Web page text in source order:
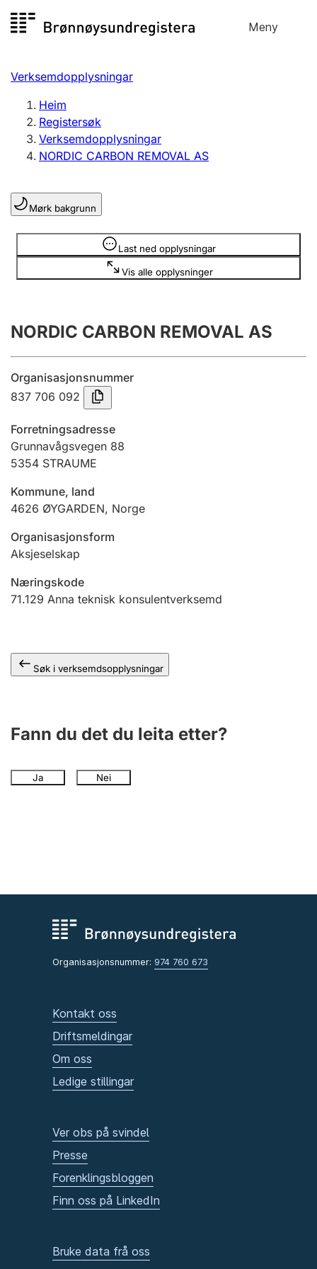
til
Meny
Registersøk
Aksjeselskap
Enkeltpersonføretak
Registrere, endre, slette
Lag og foreining
Registrere, endre, slette
Årsrekneskap
Innsending og forseinkingsgebyr
Jeger
Ektepaktrettleiaren
Andre tema
Verksemdopplysningar
Heim
Registersøk
Verksemdopplysningar
NORDIC CARBON REMOVAL AS
Mørk bakgrunn
Last ned opplysningar
Vis alle opplysninger
Opplysninger er skjult
NORDIC CARBON REMOVAL AS
Organisasjonsnummer
837 706 092
Forretningsadresse
Grunnavågsvegen 88
5354 STRAUME
Kommune, land
4626 ØYGARDEN, Norge
Organisasjonsform
Aksjeselskap
Næringskode
71.129 Anna teknisk konsulentverksemd
Søk i verksemdsopplysningar
Fann du det du leita etter?
Ja Nei
Organisasjonsnummer: 974 760 673
Kontakt oss
Driftsmeldingar
Om oss
Ledige stillingar
Ver obs på svindel
Presse
Forenklingsbloggen
Finn oss på LinkedIn
Bruke data frå oss